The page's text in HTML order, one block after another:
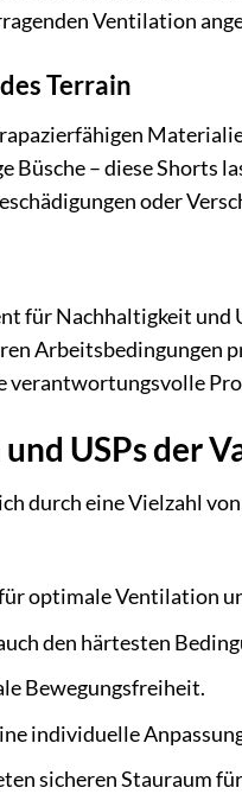
Ventilation
Terrain
Büsche – diese Shorts
oder
für Nachhaltigkeit
Arbeitsbedingungen
verantwortungsvolle
USPs der
durch eine Vielzahl
optimale Ventilation
den härtesten
Bewegungsfreiheit.
individuelle
sicheren Stauraum